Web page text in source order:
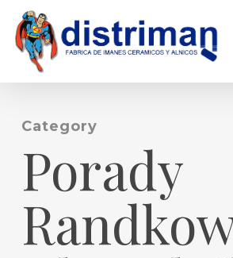
main
content
Category
Porady